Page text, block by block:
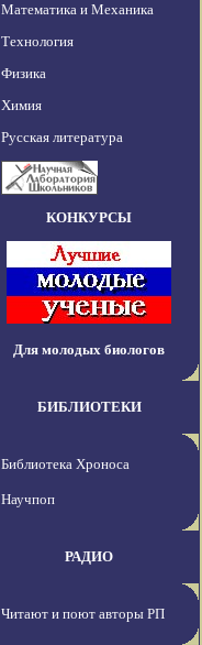
Математика и Механика
Технология
Физика
Химия
Русская литература
КОНКУРСЫ
Для молодых биологов
БИБЛИОТЕКИ
Библиотека Хроноса
Научпоп
РАДИО
Читают и поют авторы РП